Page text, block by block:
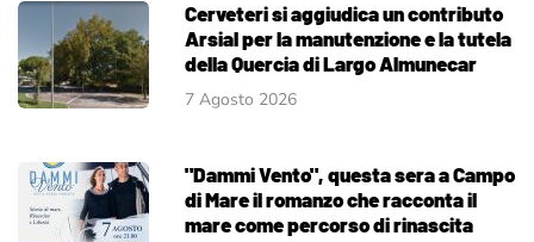
Cerveteri si aggiudica un contributo
Arsial per la manutenzione e la tutela
della Quercia di Largo Almunecar
7 Agosto 2026
"Dammi Vento", questa sera a Campo
di Mare il romanzo che racconta il
mare come percorso di rinascita